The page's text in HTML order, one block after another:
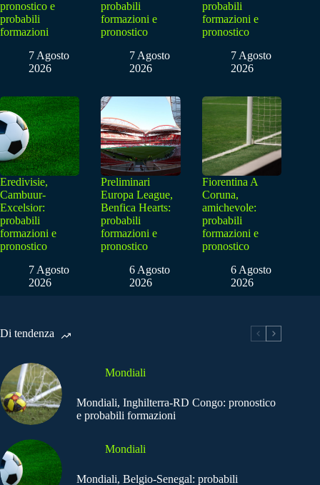
pronostico e
probabili
formazioni
7 Agosto
2026
probabili
formazioni e
pronostico
7 Agosto
2026
probabili
formazioni e
pronostico
7 Agosto
2026
Eredivisie,
Cambuur-
Excelsior:
probabili
formazioni e
pronostico
7 Agosto
2026
Preliminari
Europa League,
Benfica Hearts:
probabili
formazioni e
pronostico
6 Agosto
2026
Fiorentina A
Coruna,
amichevole:
probabili
formazioni e
pronostico
6 Agosto
2026
Di tendenza
Mondiali
Mondiali, Inghilterra-RD Congo: pronostico
e probabili formazioni
Mondiali
Mondiali, Belgio-Senegal: probabili